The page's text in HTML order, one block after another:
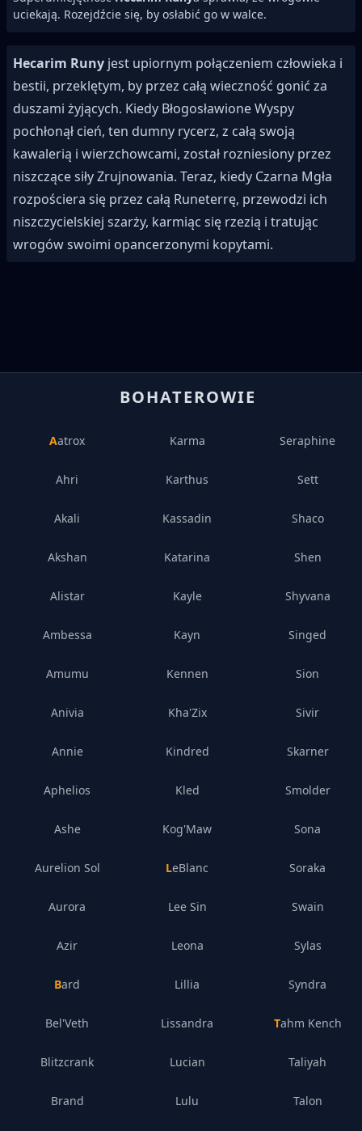
uciekają. Rozejdźcie się, by osłabić go w walce.
Hecarim Runy jest upiornym połączeniem człowieka i
bestii, przeklętym, by przez całą wieczność gonić za
duszami żyjących. Kiedy Błogosławione Wyspy
pochłonął cień, ten dumny rycerz, z całą swoją
kawalerią i wierzchowcami, został rozniesiony przez
niszczące siły Zrujnowania. Teraz, kiedy Czarna Mgła
rozpościera się przez całą Runeterrę, przewodzi ich
niszczycielskiej szarży, karmiąc się rzezią i tratując
wrogów swoimi opancerzonymi kopytami.
BOHATEROWIE
Aatrox
Ahri
Akali
Akshan
Alistar
Ambessa
Amumu
Anivia
Annie
Aphelios
Ashe
Aurelion Sol
Aurora
Azir
Bard
Bel'Veth
Blitzcrank
Brand
Karma
Karthus
Kassadin
Katarina
Kayle
Kayn
Kennen
Kha'Zix
Kindred
Kled
Kog'Maw
LeBlanc
Lee Sin
Leona
Lillia
Lissandra
Lucian
Lulu
Seraphine
Sett
Shaco
Shen
Shyvana
Singed
Sion
Sivir
Skarner
Smolder
Sona
Soraka
Swain
Sylas
Syndra
Tahm Kench
Taliyah
Talon